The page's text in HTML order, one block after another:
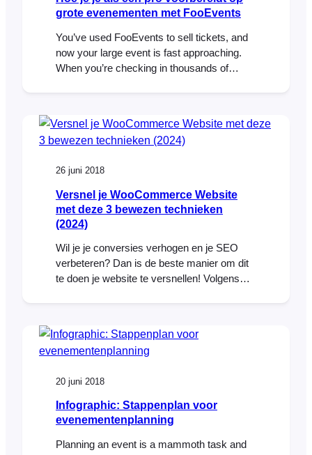
grote evenementen met FooEvents
You’ve used FooEvents to sell tickets, and
now your large event is fast approaching.
When you’re checking in thousands of
each check-in amounts to over 16 minutes
of lost time. In this post…
26 juni 2018
Versnel je WooCommerce Website
met deze 3 bewezen technieken
(2024)
Wil je je conversies verhogen en je SEO
verbeteren? Dan is de beste manier om dit
te doen je website te versnellen! Volgens
en een afname van 7% in conversies.
Pagina snelheid is ook een belangrijke
20 juni 2018
Infographic: Stappenplan voor
evenementenplanning
Planning an event is a mammoth task and